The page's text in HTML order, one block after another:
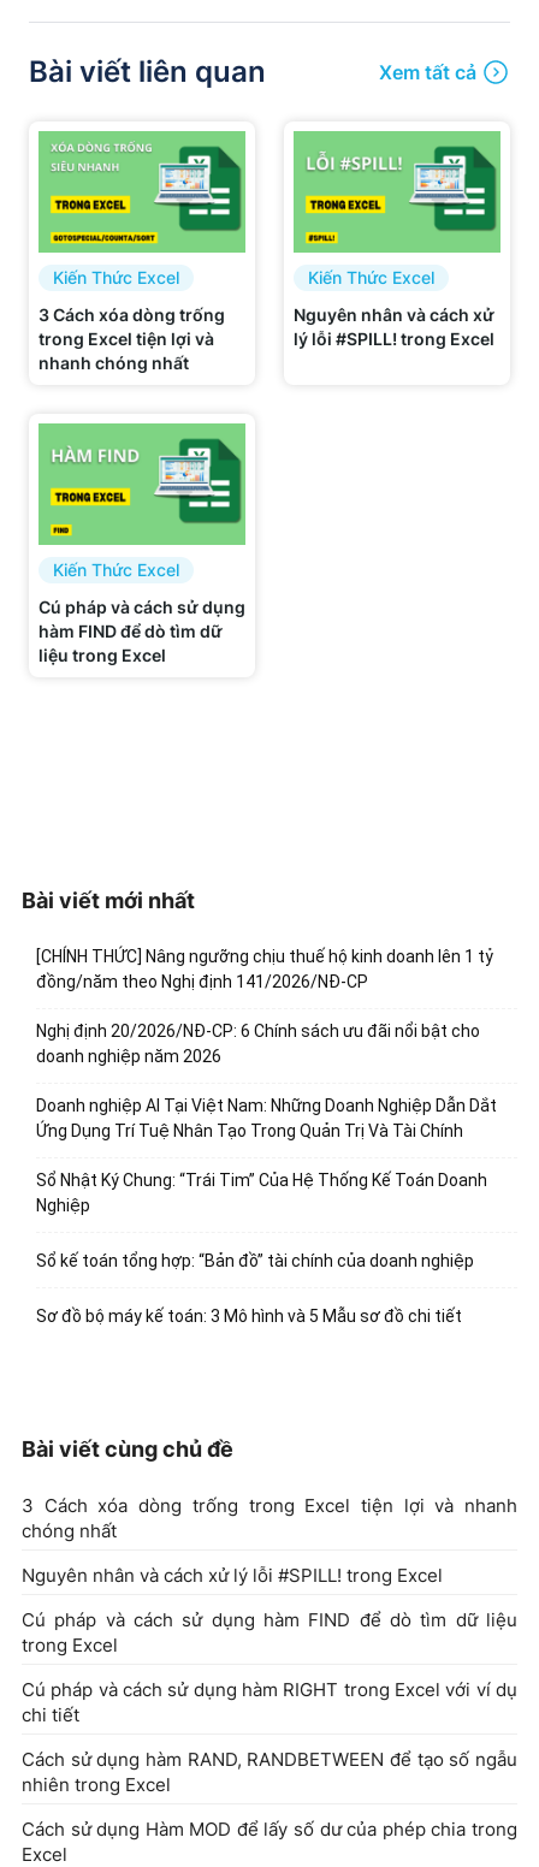
Bài viết liên quan Xem tất cả
Kiến Thức Excel
3 Cách xóa dòng trống
trong Excel tiện lợi và
nhanh chóng nhất
Kiến Thức Excel
Nguyên nhân và cách xử
lý lỗi #SPILL! trong Excel
Kiến Thức Excel
Cú pháp và cách sử dụng
hàm FIND để dò tìm dữ
liệu trong Excel
Bài viết mới nhất
[CHÍNH THỨC] Nâng ngưỡng chịu thuế hộ kinh doanh lên 1 tỷ
đồng/năm theo Nghị định 141/2026/NĐ-CP
Nghị định 20/2026/NĐ-CP: 6 Chính sách ưu đãi nổi bật cho
doanh nghiệp năm 2026
Doanh nghiệp AI Tại Việt Nam: Những Doanh Nghiệp Dẫn Dắt
Ứng Dụng Trí Tuệ Nhân Tạo Trong Quản Trị Và Tài Chính
Sổ Nhật Ký Chung: “Trái Tim” Của Hệ Thống Kế Toán Doanh
Nghiệp
Sổ kế toán tổng hợp: “Bản đồ” tài chính của doanh nghiệp
Sơ đồ bộ máy kế toán: 3 Mô hình và 5 Mẫu sơ đồ chi tiết
Bài viết cùng chủ đề
3 Cách xóa dòng trống trong Excel tiện lợi và nhanh
chóng nhất
Nguyên nhân và cách xử lý lỗi #SPILL! trong Excel
Cú pháp và cách sử dụng hàm FIND để dò tìm dữ liệu
trong Excel
Cú pháp và cách sử dụng hàm RIGHT trong Excel với ví dụ
chi tiết
Cách sử dụng hàm RAND, RANDBETWEEN để tạo số ngẫu
nhiên trong Excel
Cách sử dụng Hàm MOD để lấy số dư của phép chia trong
Excel